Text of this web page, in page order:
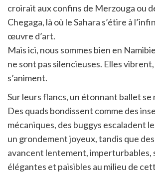
croirait aux confins de Merzouga ou
Chegaga, là où le Sahara s’étire à
œuvre d’art.
Mais ici, nous sommes bien en
ne sont pas silencieuses. Elles
s’animent.
Sur leurs flancs, un étonnant ballet se
Des quads bondissent comme des
mécaniques, des buggys escaladent
un grondement joyeux, tandis que
avancent lentement, imperturbables,
élégantes et paisibles au milieu de